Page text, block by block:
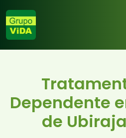
Dependente
de